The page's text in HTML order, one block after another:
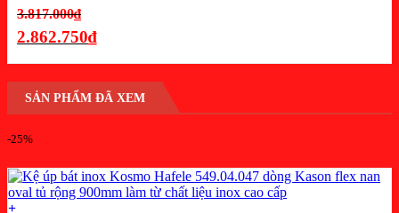
3.817.000₫Giá
gốc
2.862.750₫
hiện
tại
2.862.750₫.
SẢN PHẨM ĐÃ XEM
-25%
+